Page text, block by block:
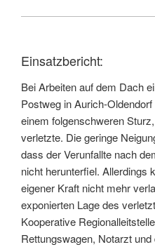
Einsatzbericht:
Bei Arbeiten auf dem Dach
Postweg in Aurich-
einem folgenschweren
verletzte. Die geringe
dass der Verunfallte nach
nicht herunterfiel. Allerdings
eigener Kraft nicht mehr
exponierten Lage des
Kooperative
Rettungswagen, Notarzt